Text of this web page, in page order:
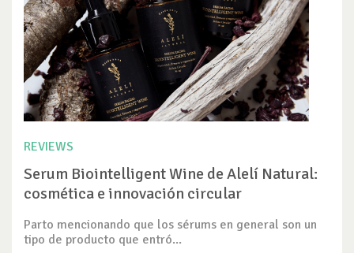
REVIEWS
Serum Biointelligent Wine de Alelí Natural:
cosmética e innovación circular
Parto mencionando que los sérums en general son un
tipo de producto que entró...